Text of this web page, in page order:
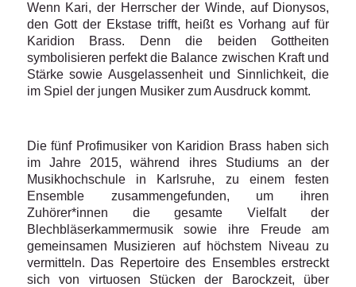
Wenn Kari, der Herrscher der Winde, auf Dionysos,
den Gott der Ekstase trifft, heißt es Vorhang auf für
Karidion Brass. Denn die beiden Gottheiten
symbolisieren perfekt die Balance zwischen Kraft und
Stärke sowie Ausgelassenheit und Sinnlichkeit, die
im Spiel der jungen Musiker zum Ausdruck kommt.
Die fünf Profimusiker von Karidion Brass haben sich
im Jahre 2015, während ihres Studiums an der
Musikhochschule in Karlsruhe, zu einem festen
Ensemble zusammengefunden, um ihren
Zuhörer*innen die gesamte Vielfalt der
Blechbläserkammermusik sowie ihre Freude am
gemeinsamen Musizieren auf höchstem Niveau zu
vermitteln. Das Repertoire des Ensembles erstreckt
sich von virtuosen Stücken der Barockzeit, über